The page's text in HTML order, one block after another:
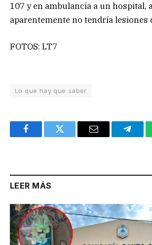
107 y en ambulancia a un hospital,
aparentemente no tendría lesiones
FOTOS: LT7
Lo que hay que saber
FacebookTwitter Email
LEER MÁS